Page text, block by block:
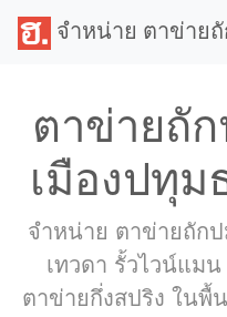
จำหน่าย ตาข่าย
ตาข่ายถั
เมืองปทุ
จำหน่าย ตาข่ายถัก
เทวดา รั้วไวน์แม
ตาข่ายกึ่งสปริง ในพื้